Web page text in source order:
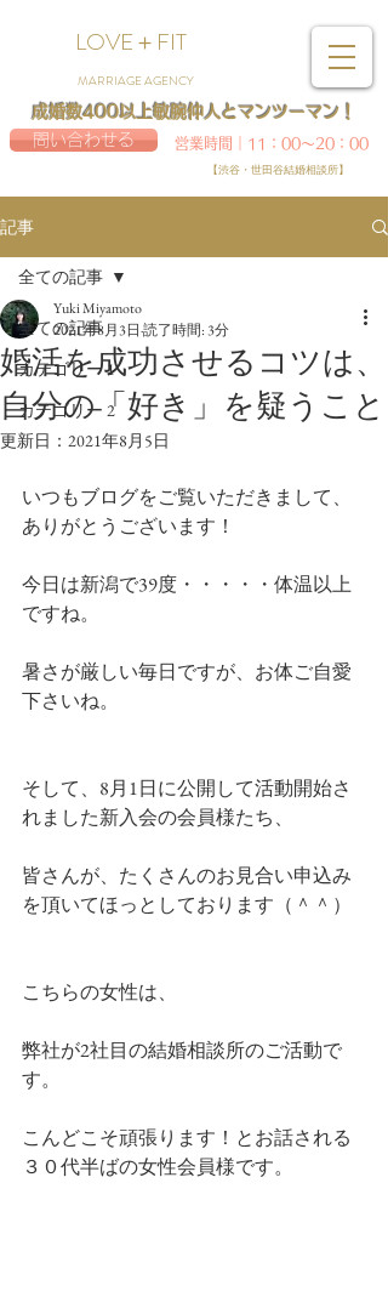
LOVE＋FIT
MARRIAGE AGENCY
問い合わせる
【渋谷・世田谷結婚相談所】
成婚数400以上敏腕仲人とマンツーマン！
営業時間｜11：00～20：00
記事
全ての記事
カテゴリー 1
カテゴリー 2
全ての記事
婚活を成功させるコツは、
自分の「好き」を疑うこと
Yuki Miyamoto
2021年8月3日 読了時間: 3分
更新日： 2021年8月5日
いつもブログをご覧いただきまして、
ありがとうございます！
今日は新潟で39度・・・・・体温以上
ですね。
暑さが厳しい毎日ですが、お体ご自愛
下さいね。
そして、8月1日に公開して活動開始さ
れました新入会の会員様たち、
皆さんが、たくさんのお見合い申込み
を頂いてほっとしております（＾＾）
こちらの女性は、
弊社が2社目の結婚相談所のご活動で
す。
こんどこそ頑張ります！とお話される
３０代半ばの女性会員様です。